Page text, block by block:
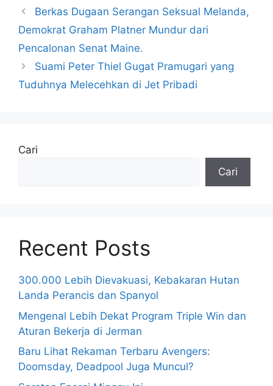
Berkas Dugaan Serangan Seksual Melanda,
Demokrat Graham Platner Mundur dari
Pencalonan Senat Maine.
Suami Peter Thiel Gugat Pramugari yang
Tuduhnya Melecehkan di Jet Pribadi
Cari
Cari
Recent Posts
300.000 Lebih Dievakuasi, Kebakaran Hutan
Landa Perancis dan Spanyol
Mengenal Lebih Dekat Program Triple Win dan
Aturan Bekerja di Jerman
Baru Lihat Rekaman Terbaru Avengers:
Doomsday, Deadpool Juga Muncul?